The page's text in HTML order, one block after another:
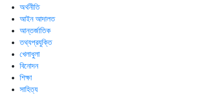
অর্থনীতি
আইন আদালত
আন্তর্জাতিক
তথ্যপ্রযুক্তি
খেলাধুলা
বিনোদন
শিক্ষা
সাহিত্য